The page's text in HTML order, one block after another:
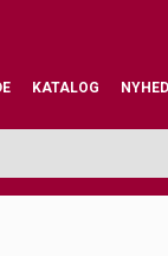
KATALOG